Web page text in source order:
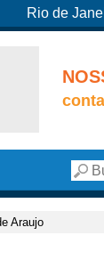
Rio de
Araujo